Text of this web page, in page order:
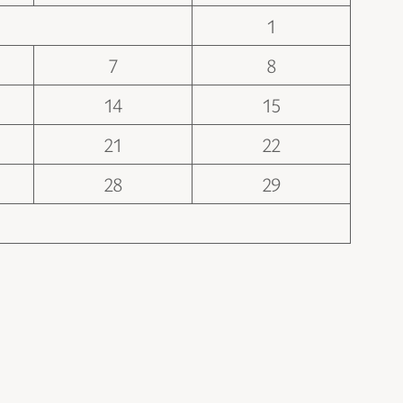
1
7
8
14
15
21
22
28
29